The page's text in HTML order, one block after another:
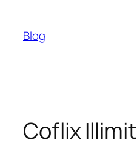
content
Blog
Coflix Illimit